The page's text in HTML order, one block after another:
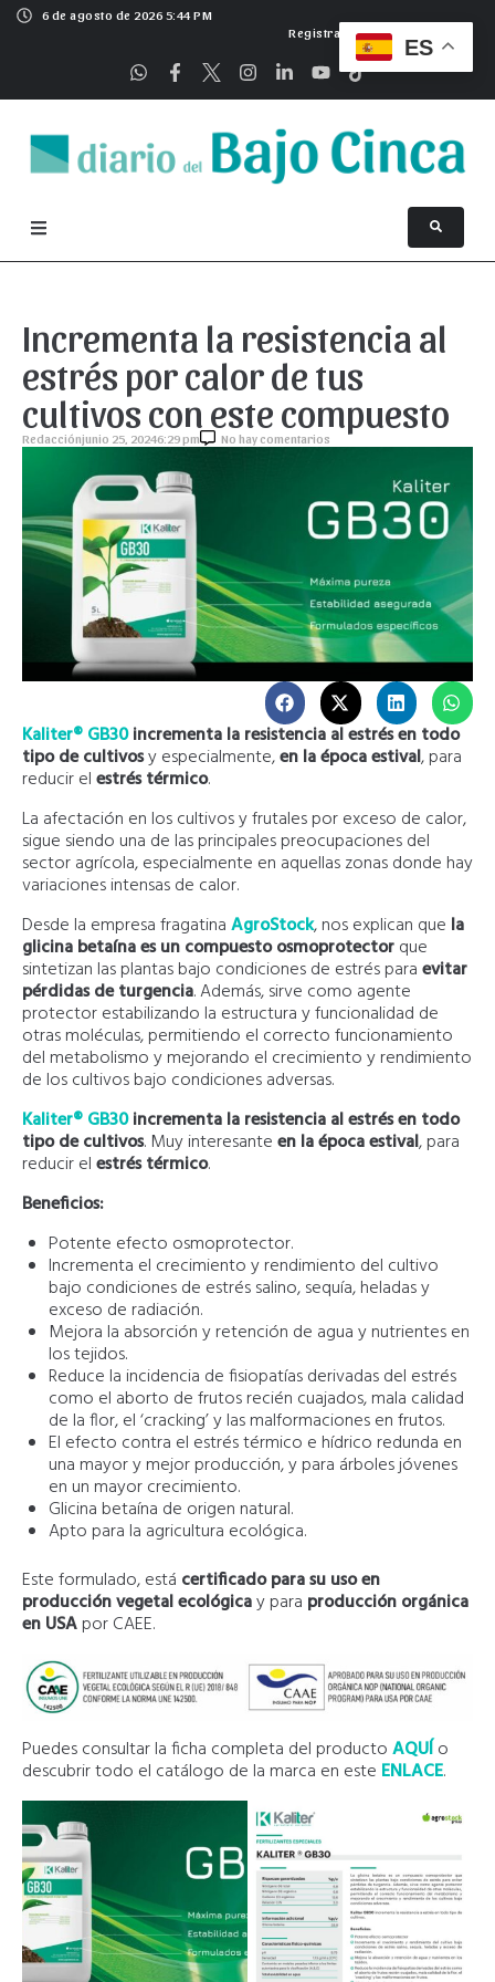
6 de agosto de 2026 5:44 PM
Registrarse
Incrementa la resistencia al
estrés por calor de tus
cultivos con este compuesto
Redacciónjunio 25, 20246:29 pm No hay comentarios
Kaliter® GB30incrementa la resistencia al estrés en todo
tipo de cultivosy especialmente,en la época estival, para
reducir elestrés térmico.
La afectación en los cultivos y frutales por exceso de calor,
sigue siendo una de las principales preocupaciones del
sector agrícola, especialmente en aquellas zonas donde hay
variaciones intensas de calor.
Desde la empresa fragatinaAgroStock, nos explican que la
glicina betaína es un compuesto osmoprotectorque
sintetizan las plantas bajo condiciones de estrés paraevitar
pérdidas de turgencia. Además, sirve como agente
protector estabilizando la estructura y funcionalidad de
otras moléculas, permitiendo el correcto funcionamiento
del metabolismo y mejorando el crecimiento y rendimiento
de los cultivos bajo condiciones adversas.
Kaliter® GB30incrementa la resistencia al estrés en todo
tipo de cultivos. Muy interesanteen la época estival, para
reducir elestrés térmico.
Beneficios:
Potente efecto osmoprotector.
Incrementa el crecimiento y rendimiento del cultivo
bajo condiciones de estrés salino, sequía, heladas y
exceso de radiación.
Mejora la absorción y retención de agua y nutrientes en
los tejidos.
Reduce la incidencia de fisiopatías derivadas del estrés
como el aborto de frutos recién cuajados, mala calidad
de la flor, el ‘cracking’ y las malformaciones en frutos.
El efecto contra el estrés térmico e hídrico redunda en
una mayor y mejor producción, y para árboles jóvenes
en un mayor crecimiento.
Glicina betaína de origen natural.
Apto para la agricultura ecológica.
Este formulado, está certificado para su uso en
producción vegetal ecológicay para producción orgánica
en USApor CAEE.
Puedes consultar la ficha completa del productoAQUÍo
descubrir todo el catálogo de la marca en este ENLACE.
ES